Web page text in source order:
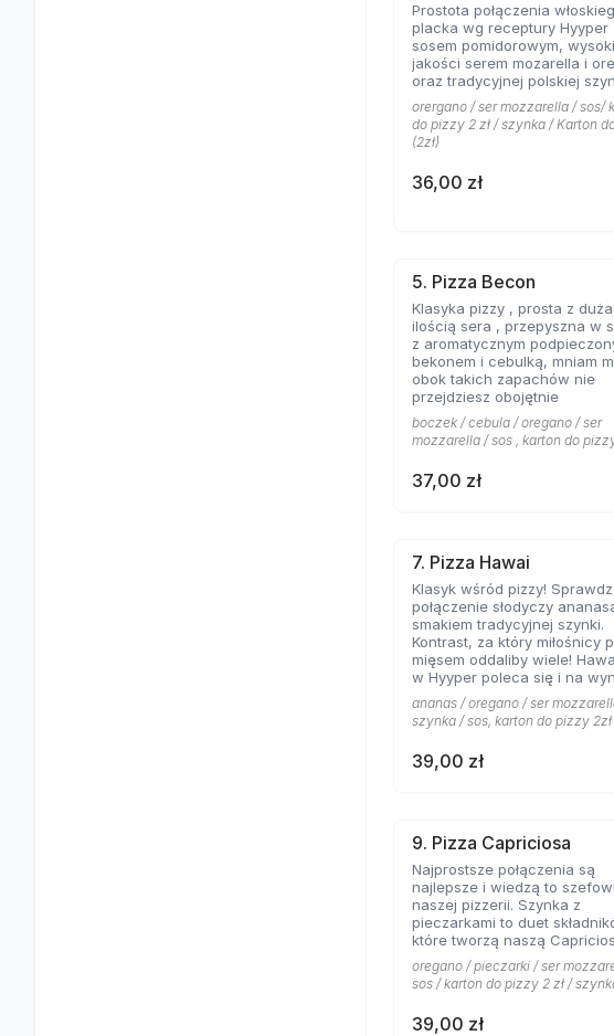
Prostota połączenia
placka wg receptury Hyyper
sosem pomidorowym,
jakości serem mozarella i
oraz tradycyjnej polskiej
orergano / ser mozzarella / sos/
do pizzy 2 zł / szynka / Karton
(2zł)
36,00 zł
5. Pizza Becon
Klasyka pizzy , prosta z duża
ilością sera , przepyszna w
z aromatycznym
bekonem i cebulką, mniam
obok takich zapachów nie
przejdziesz obojętnie
boczek / cebula / oregano / ser
mozzarella / sos , karton do
37,00 zł
7. Pizza Hawai
Klasyk wśród pizzy!
połączenie słodyczy
smakiem tradycyjnej szynki.
Kontrast, za który miłośnicy
mięsem oddaliby wiele!
w Hyyper poleca się i na
na miejscu!
ananas / oregano / ser
szynka / sos, karton do pizzy 2zł
39,00 zł
9. Pizza Capriciosa
Najprostsze połączenia są
najlepsze i wiedzą to
naszej pizzerii. Szynka z
pieczarkami to duet
które tworzą naszą
oregano / pieczarki / ser
sos / karton do pizzy 2 zł /
39,00 zł